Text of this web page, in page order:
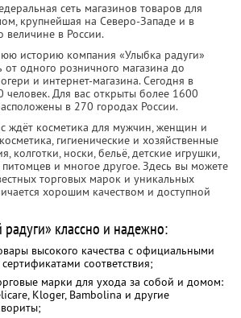
сеть магазинов товаров для
крупнейшая на Северо-Западе и в
величине в России.
историю компания «Улыбка радуги»
одного розничного магазина до
и интернет-магазина. Сегодня в
Для вас открыты более 1600
в 270 городах России.
ждёт косметика для мужчин, женщин и
гигиенические и хозяйственные
колготки, носки, бельё, детские игрушки,
и многое другое. Здесь вы можете
торговых марок и уникальных
хорошим качеством и доступной
классно и надежно:
высокого качества с официальными
соответствия;
марки для ухода за собой и домом:
Kloger, Bambolina и другие